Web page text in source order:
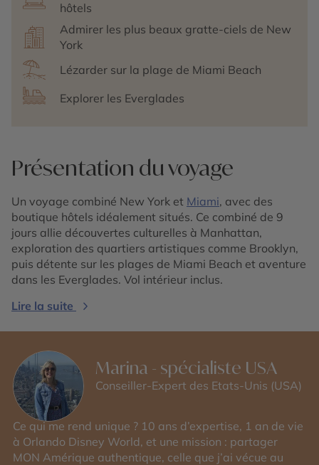
hôtels
Admirer les plus beaux gratte-ciels de New
York
Lézarder sur la plage de Miami Beach
Explorer les Everglades
Présentation du voyage
Un voyage combiné New York et Miami, avec des
boutique hôtels idéalement situés. Ce combiné de 9
jours allie découvertes culturelles à Manhattan,
exploration des quartiers artistiques comme Brooklyn,
puis détente sur les plages de Miami Beach et aventure
dans les Everglades. Vol intérieur inclus.
Lire la suite
Marina - spécialiste USA
Conseiller-Expert des Etats-Unis (USA)
Ce qui me rend unique ? 10 ans d’expertise, 1 an de vie
à Orlando Disney World, et une mission : partager
MON Amérique authentique, celle que j’ai vécue au